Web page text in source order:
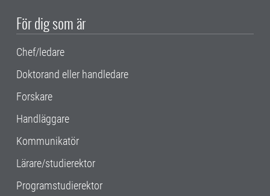
För dig som är
Chef/ledare
Doktorand eller handledare
Forskare
Handläggare
Kommunikatör
Lärare/studierektor
Programstudierektor